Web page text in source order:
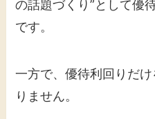
の話題づくり”として優
です。
一方で、優待利回りだ
りません。